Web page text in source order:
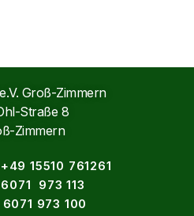
Groß-Zimmern
Straße 8
Zimmern
+49 15510 761261
973 113
973 100